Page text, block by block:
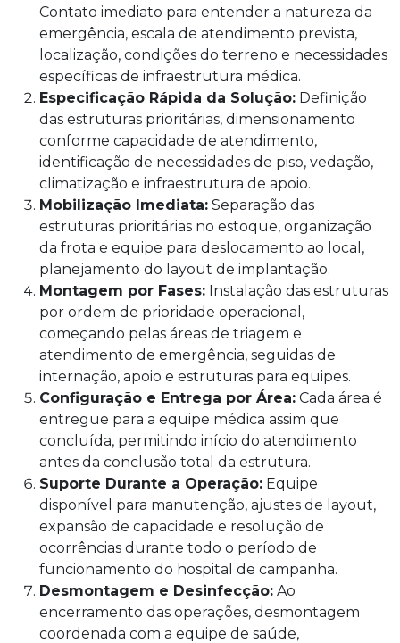
Contato imediato para entender a natureza da
emergência, escala de atendimento prevista,
localização, condições do terreno e necessidades
específicas de infraestrutura médica.
Especificação Rápida da Solução: Definição
das estruturas prioritárias, dimensionamento
conforme capacidade de atendimento,
identificação de necessidades de piso, vedação,
climatização e infraestrutura de apoio.
Mobilização Imediata: Separação das
estruturas prioritárias no estoque, organização
da frota e equipe para deslocamento ao local,
planejamento do layout de implantação.
Montagem por Fases: Instalação das estruturas
por ordem de prioridade operacional,
começando pelas áreas de triagem e
atendimento de emergência, seguidas de
internação, apoio e estruturas para equipes.
Configuração e Entrega por Área: Cada área é
entregue para a equipe médica assim que
concluída, permitindo início do atendimento
antes da conclusão total da estrutura.
Suporte Durante a Operação: Equipe
disponível para manutenção, ajustes de layout,
expansão de capacidade e resolução de
ocorrências durante todo o período de
funcionamento do hospital de campanha.
Desmontagem e Desinfecção: Ao
encerramento das operações, desmontagem
coordenada com a equipe de saúde,